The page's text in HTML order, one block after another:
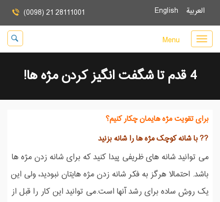
العربية (0098) 21 28111001
Menu
4 قدم تا شگفت انگیز كردن مژه ها!
برای تقویت مژه هایمان چکار کنیم؟
?? با شانه کوچک مژه ها را شانه بزنید
می توانید شانه های ظریفی پیدا کنید که برای شانه زدن مژه ها
باشد. احتمالا هرگز به فکر شانه زدن مژه هایتان نبودید، ولی این
یک روش ساده برای رشد آنها است.می توانید این کار را قبل از